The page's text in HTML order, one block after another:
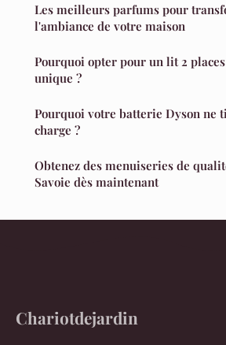
Les meilleurs parfums pour
l'ambiance de votre maison
Pourquoi opter pour un lit 2
unique ?
Pourquoi votre batterie Dyson ne
charge ?
Obtenez des menuiseries de
Savoie dès maintenant
Chariotdejardin